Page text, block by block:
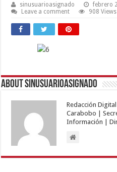
sinusuarioasignado
febrero
Leave a comment
908 Views
About sinusuarioasignado
Redacción
Carabobo |
Información |